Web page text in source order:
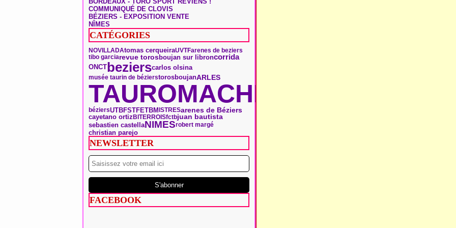
COMMUNIQUÉ DE CLOVIS
BÉZIERS - EXPOSITION VENTE
NÎMES
CATÉGORIES
NOVILLADAtomas cerqueiraUVTFarenes de beziers
tibo garciarevue torosboujan sur libroncorrida
ONCTbezierscarlos olsina
musée taurin de bézierstorosboujanARLES
TAUROMACHIE
béziersUTBFSTFETBM ISTRESarenes de Béziers
cayetano ortizBITERROISfctbjuan bautista
sebastien castellaNIMESrobert margé
christian parejo
NEWSLETTER
FACEBOOK